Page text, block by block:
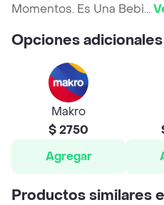
Momentos. Es Una Bebi...
Opciones
Makro
$ 2750
Agregar
Productos similares